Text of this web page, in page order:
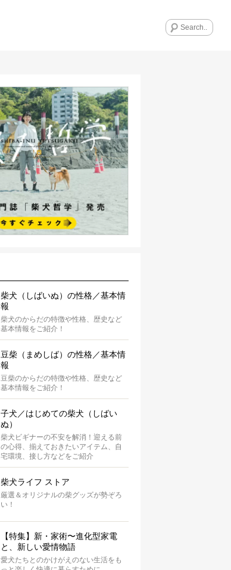
柴犬（しばいぬ）の性格／基本情
報
柴犬のからだの特徴や性格、歴史など
基本情報をご紹介！
豆柴（まめしば）の性格／基本情
報
豆柴のからだの特徴や性格、歴史など
基本情報をご紹介！
子犬／はじめての柴犬（しばい
ぬ）
柴犬ビギナーの不安を解消！迎える前
の心得、揃えておきたいアイテム、自
宅環境、接し方などをご紹介
柴犬ライフ ストア
厳選＆オリジナルの柴グッズが勢ぞろ
い！
【特集】新・家術〜進化型家電
と、新しい愛情物語
愛犬たちとのかけがえのない生活をも